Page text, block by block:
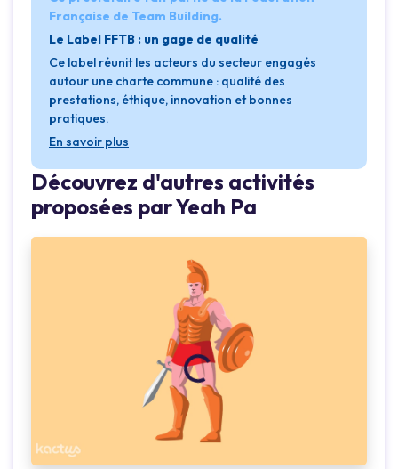
Française de Team Building.
Le Label FFTB : un gage de qualité
Ce label réunit les acteurs du secteur engagés
autour une charte commune : qualité des
prestations, éthique, innovation et bonnes
pratiques.
En savoir plus
Découvrez d'autres activités
proposées par Yeah Pa
Loading...